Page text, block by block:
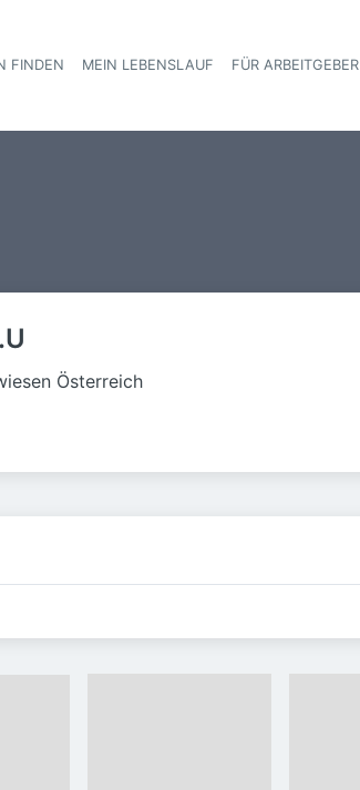
Haupt-Navigation
FINDEN MEIN LEBENSLAUF FÜR ARBEITGEBER
Österreich